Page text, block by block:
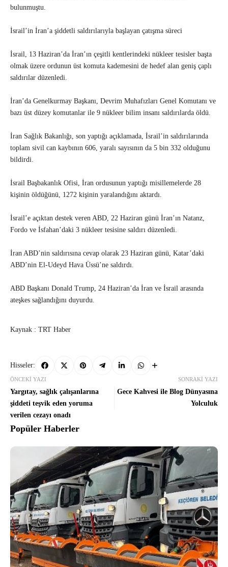
bulunmuştu.
⁠İsrail’in İran’a şiddetli saldırılarıyla başlayan çatışma süreci
İsrail, 13 Haziran’da İran’ın çeşitli kentlerindeki nükleer tesisler başta
olmak üzere ordunun üst komuta kademesini de hedef alan geniş çaplı
saldırılar düzenledi.
İran’da Genelkurmay Başkanı, Devrim Muhafızları Genel Komutanı ve
bazı üst düzey komutanlar ile 9 nükleer bilim insanı saldırılarda öldü.
İran Sağlık Bakanlığı, son yaptığı açıklamada, İsrail’in saldırılarında
toplam sivil can kaybının 606, yaralı sayısının da 5 bin 332 olduğunu
bildirdi.
İsrail Başbakanlık Ofisi, İran ordusunun yaptığı misillemelerde 28
kişinin öldüğünü, 1272 kişinin yaralandığını aktardı.
İsrail’e açıktan destek veren ABD, 22 Haziran günü İran’ın Natanz,
Fordo ve İsfahan’daki 3 nükleer tesisine saldırı düzenledi.
İran ABD’nin saldırısına cevap olarak 23 Haziran günü, Katar’daki
ABD’nin El-Udeyd Hava Üssü’ne saldırdı.
ABD Başkanı Donald Trump, 24 Haziran’da İran ve İsrail arasında
ateşkes sağlandığını duyurdu.
Kaynak : TRT Haber
Hisseler:
ÖNCEKI YAZI
Yargıtay, sağlık çalışanlarına
şiddeti teşvik eden yoruma
verilen cezayı onadı
SONRAKI YAZI
Gece Kahvesi ile Blog Dünyasına
Yolculuk
Popüler Haberler